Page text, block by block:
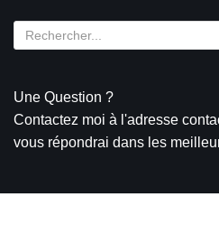
Une Question ?
Contactez moi à l'adresse
vous répondrai dans les